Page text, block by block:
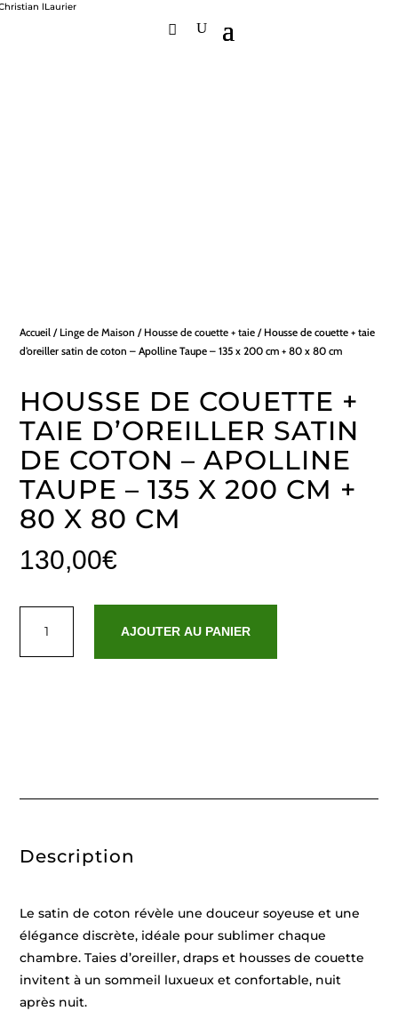
Accueil / Linge de Maison / Housse de couette + taie / Housse de couette + taie
d’oreiller satin de coton – Apolline Taupe – 135 x 200 cm + 80 x 80 cm
HOUSSE DE COUETTE +
TAIE D’OREILLER SATIN
DE COTON – APOLLINE
TAUPE – 135 X 200 CM +
80 X 80 CM
130,00€
Housse
-
cm
+
cm
AJOUTER AU PANIER
Description
Le satin de coton révèle une douceur soyeuse et une
élégance discrète, idéale pour sublimer chaque
chambre. Taies d’oreiller, draps et housses de couette
invitent à un sommeil luxueux et confortable, nuit
après nuit.